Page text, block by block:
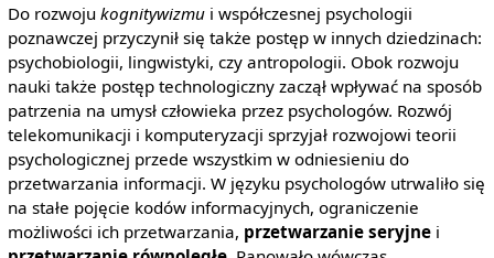
Do rozwoju kognitywizmui współczesnej psychologii
poznawczej przyczynił się także postęp w innych dziedzinach:
psychobiologii, lingwistyki, czy antropologii. Obok rozwoju
nauki także postęp technologiczny zaczął wpływać na sposób
patrzenia na umysł człowieka przez psychologów. Rozwój
telekomunikacji i komputeryzacji sprzyjał rozwojowi teorii
psychologicznej przede wszystkim w odniesieniu do
przetwarzania informacji. W języku psychologów utrwaliło się
na stałe pojęcie kodów informacyjnych, ograniczenie
możliwości ich przetwarzania, przetwarzanie seryjnei